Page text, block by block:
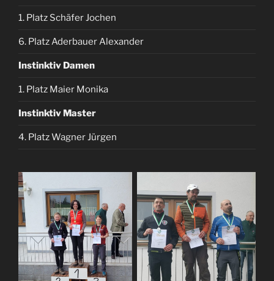
1. Platz Schäfer Jochen
6. Platz Aderbauer Alexander
Instinktiv Damen
1. Platz Maier Monika
Instinktiv Master
4. Platz Wagner Jürgen